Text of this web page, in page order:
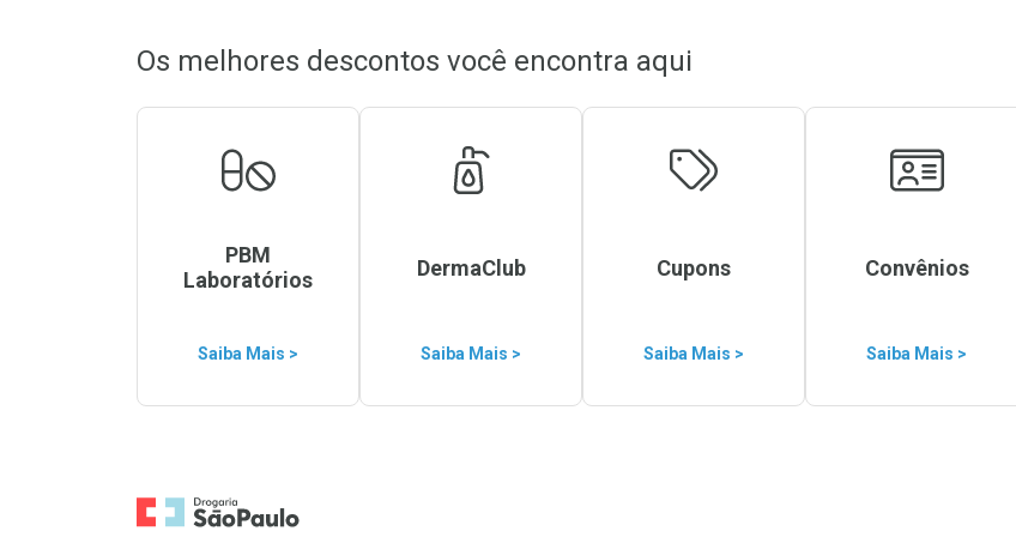
Os melhores descontos você encontra aqui
PBM
Laboratórios
Saiba Mais >
DermaClub
Saiba Mais >
Cupons
Saiba Mais >
Convênios
Saiba Mais >
Ir para a Home